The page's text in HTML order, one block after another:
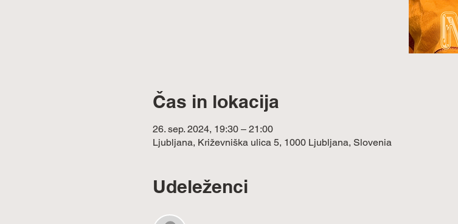
Čas in lokacija
26. sep. 2024, 19:30 – 21:00
Ljubljana, Križevniška ulica 5, 1000 Ljubljana, Slovenia
Udeleženci